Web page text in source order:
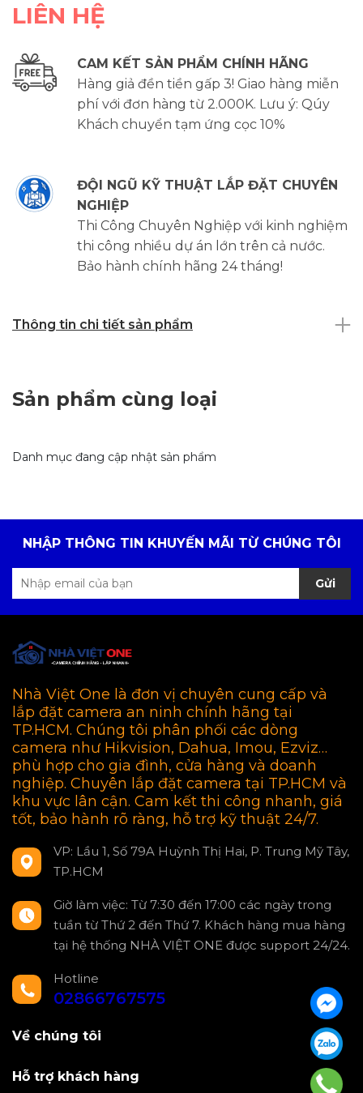
LIÊN HỆ
CAM KẾT SẢN PHẨM CHÍNH HÃNG
Hàng giả đền tiền gấp 3! Giao hàng miễn
phí với đơn hàng từ 2.000K. Lưu ý: Qúy
Khách chuyển tạm ứng cọc 10%
ĐỘI NGŨ KỸ THUẬT LẮP ĐẶT CHUYÊN
NGHIỆP
Thi Công Chuyên Nghiệp với kinh nghiệm
thi công nhiều dự án lớn trên cả nước.
Bảo hành chính hãng 24 tháng!
Thông tin chi tiết sản phẩm
Sản phẩm cùng loại
Danh mục đang cập nhật sản phẩm
NHẬP THÔNG TIN KHUYẾN MÃI TỪ CHÚNG TÔI
Gửi
Nhà Việt One là đơn vị chuyên cung cấp và
lắp đặt camera an ninh chính hãng tại
TP.HCM. Chúng tôi phân phối các dòng
camera như Hikvision, Dahua, Imou, Ezviz…
phù hợp cho gia đình, cửa hàng và doanh
nghiệp. Chuyên lắp đặt camera tại TP.HCM và
khu vực lân cận. Cam kết thi công nhanh, giá
tốt, bảo hành rõ ràng, hỗ trợ kỹ thuật 24/7.
VP: Lầu 1, Số 79A Huỳnh Thị Hai, P. Trung Mỹ Tây,
TP.HCM
Giờ làm việc: Từ 7:30 đến 17:00 các ngày trong
tuần từ Thứ 2 đến Thứ 7. Khách hàng mua hàng
tại hệ thống NHÀ VIỆT ONE được support 24/24.
Hotline
02866767575
Về chúng tôi
Hỗ trợ khách hàng